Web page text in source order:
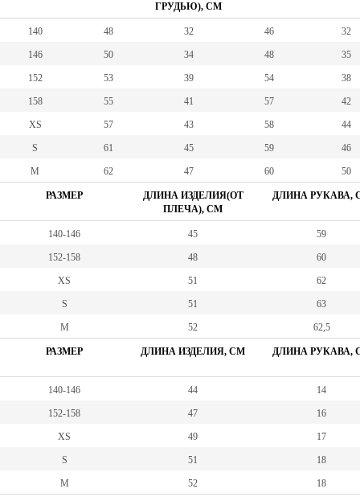
ГРУДЬЮ), СМ
140 48 32 46 32
146 50 34 48 35
152 53 39 54 38
158 55 41 57 42
XS 57 43 58 44
S 61 45 59 46
M 62 47 60 50
РАЗМЕР
ДЛИНА ИЗДЕЛИЯ(ОТ
ПЛЕЧА), СМ
ДЛИНА РУКАВА,
140-146 45 59
152-158 48 60
XS 51 62
S 51 63
M 52 62,5
РАЗМЕР ДЛИНА ИЗДЕЛИЯ, СМ ДЛИНА РУКАВА,
140-146 44 14
152-158 47 16
XS 49 17
S 51 18
M 52 18